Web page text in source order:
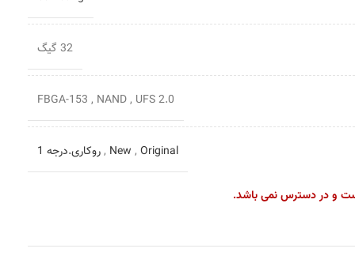
32 گیگ
FBGA-153 , NAND, UFS 2.0
New ,Original
,روکاری.درجه 1
و در دسترس نمی باشد.